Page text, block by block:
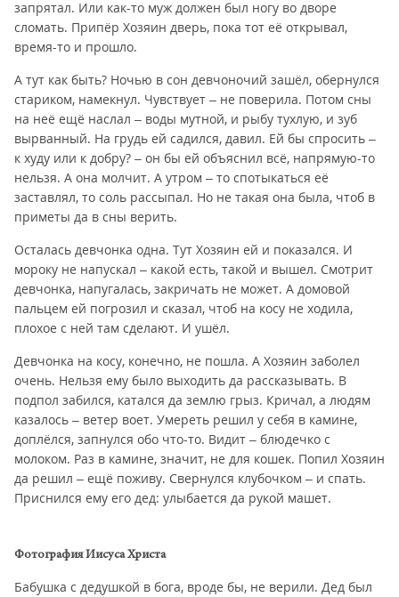
запрятал. Или как-то муж должен был ногу во дворе
сломать. Припёр Хозяин дверь, пока тот её открывал,
время-то и прошло.
А тут как быть? Ночью в сон девчоночий зашёл, обернулся
стариком, намекнул. Чувствует – не поверила. Потом сны
на неё ещё наслал – воды мутной, и рыбу тухлую, и зуб
вырванный. На грудь ей садился, давил. Ей бы спросить –
к худу или к добру? – он бы ей объяснил всё, напрямую-то
нельзя. А она молчит. А утром – то спотыкаться её
заставлял, то соль рассыпал. Но не такая она была, чтоб в
приметы да в сны верить.
Осталась девчонка одна. Тут Хозяин ей и показался. И
мороку не напускал – какой есть, такой и вышел. Смотрит
девчонка, напугалась, закричать не может. А домовой
пальцем ей погрозил и сказал, чтоб на косу не ходила,
плохое с ней там сделают. И ушёл.
Девчонка на косу, конечно, не пошла. А Хозяин заболел
очень. Нельзя ему было выходить да рассказывать. В
подпол забился, катался да землю грыз. Кричал, а людям
казалось – ветер воет. Умереть решил у себя в камине,
доплёлся, запнулся обо что-то. Видит – блюдечко с
молоком. Раз в камине, значит, не для кошек. Попил Хозяин
да решил – ещё поживу. Свернулся клубочком – и спать.
Приснился ему его дед: улыбается да рукой машет.
Фотография Иисуса Христа
Бабушка с дедушкой в бога, вроде бы, не верили. Дед был